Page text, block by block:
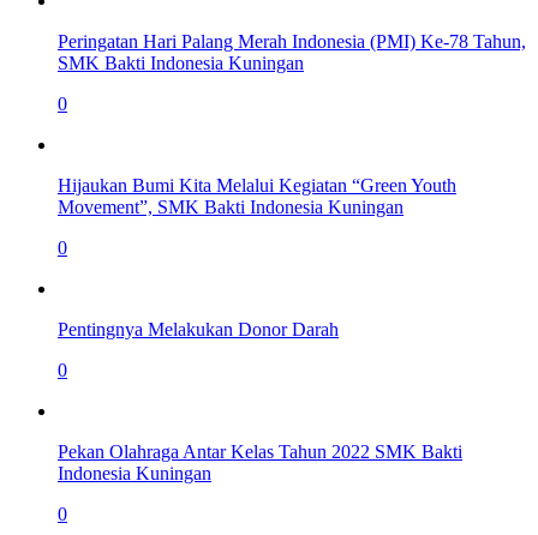
Peringatan Hari Palang Merah Indonesia (PMI) Ke-78 Tahun,
SMK Bakti Indonesia Kuningan
0
Hijaukan Bumi Kita Melalui Kegiatan “Green Youth
Movement”, SMK Bakti Indonesia Kuningan
0
Pentingnya Melakukan Donor Darah
0
Pekan Olahraga Antar Kelas Tahun 2022 SMK Bakti
Indonesia Kuningan
0